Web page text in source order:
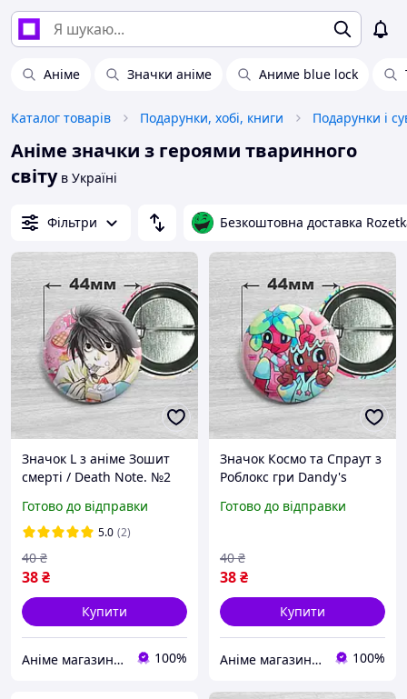
Аніме Значки аніме Аниме blue lock
Каталог товарів Подарунки, хобі, книги Подарунки і
Аніме значки з героями тваринного
світув Україні
Фільтри Безкоштовна доставка
Значок L з аніме Зошит
смерті / Death Note. №2
Готово до відправки
5.0 (2)
38₴
40 ₴
Купити
Аніме магазин Anikoneko 100%
Значок Космо та Спраут з
Роблокс гри Dandy's
Ворлд. №11. 44мм
Готово до відправки
38₴
40 ₴
Купити
Аніме магазин Anikoneko 100%